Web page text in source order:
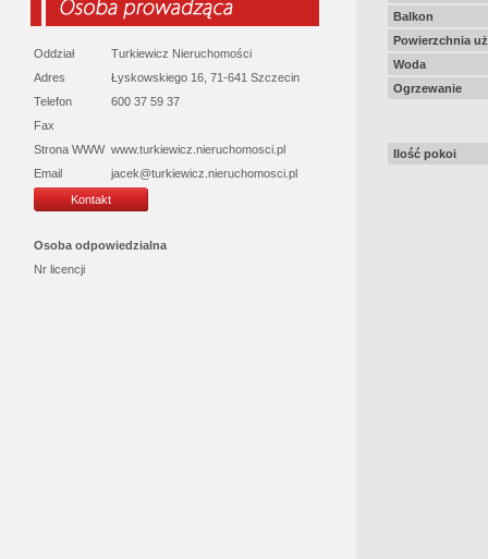
Oddział
Turkiewicz Nieruchomości
Adres
Łyskowskiego 16, 71-641 Szczecin
Telefon
600 37 59 37
Fax
Strona WWW www.turkiewicz.nieruchomosci.pl
Email
jacek@turkiewicz.nieruchomosci.pl
Kontakt
Osoba odpowiedzialna
Nr licencji
Balkon
Powierzchnia
Woda
Ogrzewanie
Ilość pokoi